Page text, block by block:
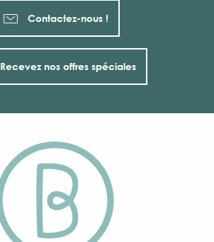
Contactez-nous !
Recevez nos offres spéciales